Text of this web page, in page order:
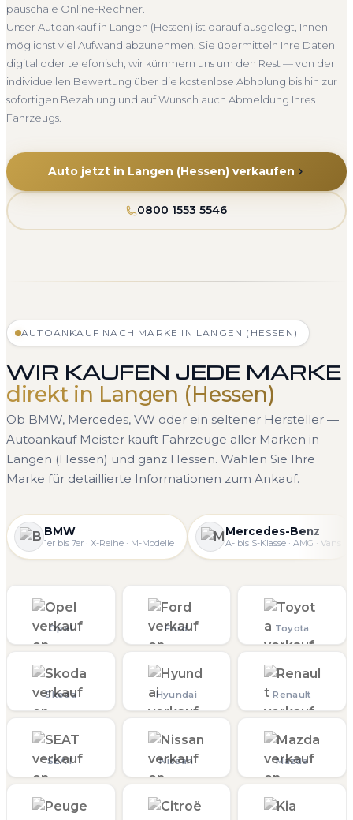
pauschale Online-Rechner.
Unser Autoankauf in Langen (Hessen) ist darauf ausgelegt, Ihnen
möglichst viel Aufwand abzunehmen. Sie übermitteln Ihre Daten
digital oder telefonisch, wir kümmern uns um den Rest — von der
individuellen Bewertung über die kostenlose Abholung bis hin zur
sofortigen Bezahlung und auf Wunsch auch Abmeldung Ihres
Fahrzeugs.
Auto jetzt in Langen (Hessen) verkaufen
0800 1553 5546
AUTOANKAUF NACH MARKE IN LANGEN (HESSEN)
WIR KAUFEN JEDE MARKE
direkt in Langen (Hessen)
Ob BMW, Mercedes, VW oder ein seltener Hersteller —
Autoankauf Meister kauft Fahrzeuge aller Marken in
Langen (Hessen) und ganz Hessen. Wählen Sie Ihre
Marke für detaillierte Informationen zum Ankauf.
BMW
1er bis 7er · X-Reihe · M-Modelle
Mercedes-Benz
A- bis S-Klasse · AMG · Vans
Opel Ford Toyota
Skoda Hyundai Renault
SEAT Nissan Mazda